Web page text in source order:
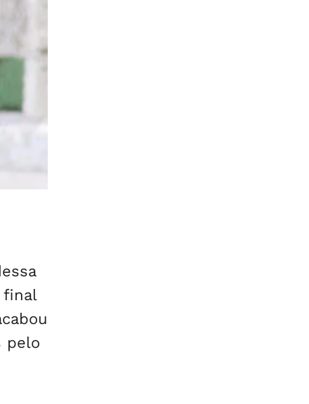
final
pelo